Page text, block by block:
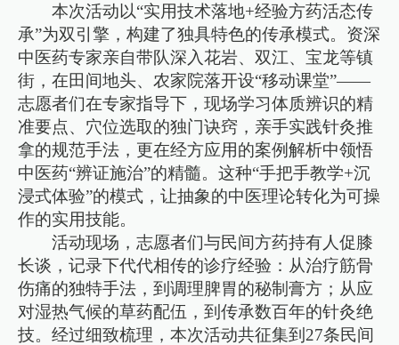
本次活动以“实用技术落地+经验方药活态传
承”为双引擎，构建了独具特色的传承模式。资深
中医药专家亲自带队深入花岩、双江、宝龙等镇
街，在田间地头、农家院落开设“移动课堂”——
志愿者们在专家指导下，现场学习体质辨识的精
准要点、穴位选取的独门诀窍，亲手实践针灸推
拿的规范手法，更在经方应用的案例解析中领悟
中医药“辨证施治”的精髓。这种“手把手教学+沉
浸式体验”的模式，让抽象的中医理论转化为可操
作的实用技能。
活动现场，志愿者们与民间方药持有人促膝
长谈，记录下代代相传的诊疗经验：从治疗筋骨
伤痛的独特手法，到调理脾胃的秘制膏方；从应
对湿热气候的草药配伍，到传承数百年的针灸绝
技。经过细致梳理，本次活动共征集到27条民间